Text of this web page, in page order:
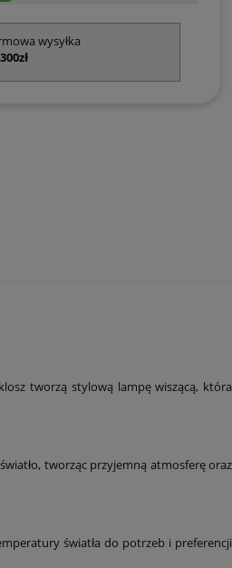
wysyłka
tworzą stylową lampę wiszącą, która
tworząc przyjemną atmosferę oraz
światła do potrzeb i preferencji